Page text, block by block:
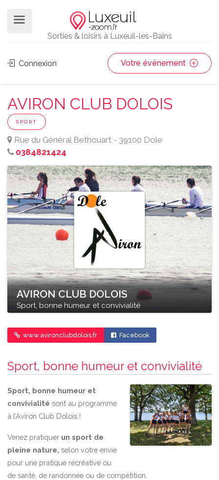
Sorties & loisirs à Luxeuil-les-Bains
Connexion Votre événement
AVIRON CLUB DOLOIS
SPORT
Rue du Général Bethouart - 39100 Dole
0384821424
AVIRON CLUB DOLOIS
Sport, bonne humeur et convivialité
www.avironclubdolois.fr Facebook
Sport, bonne humeur et convivialité
Sport, bonne humeur et
convivialité sont au programme
à l’Aviron Club Dolois !
Venez pratiquer un sport de
pleine nature, selon votre envie
pour une pratique récréative ou
de santé, de randonnée ou de compétition.